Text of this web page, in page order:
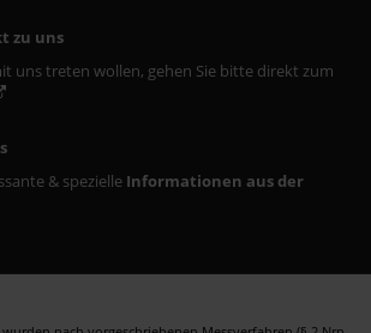
zu uns
uns treten wollen, gehen Sie bitte direkt zum
& spezielle Informationen aus der